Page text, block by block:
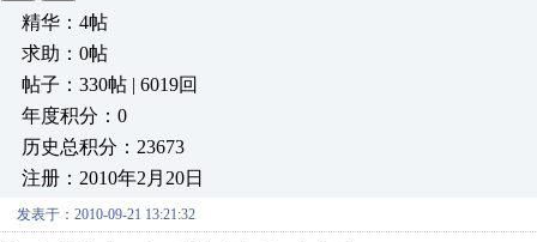
精华：4帖
求助：0帖
帖子：330帖 | 6019回
年度积分：0
历史总积分：23673
注册：2010年2月20日
发表于：2010-09-21 13:21:32